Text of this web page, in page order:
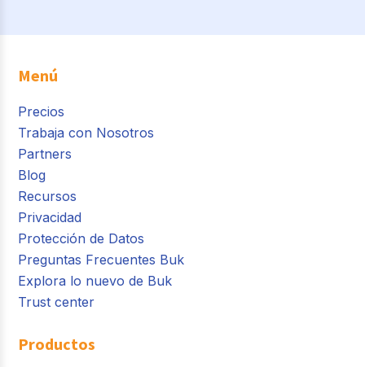
Menú
Precios
Trabaja con Nosotros
Partners
Blog
Recursos
Privacidad
Protección de Datos
Preguntas Frecuentes Buk
Explora lo nuevo de Buk
Trust center
Productos